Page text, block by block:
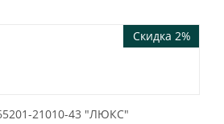
Скидка 2%
21010-43 "ЛЮКС"